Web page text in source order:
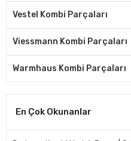
Vestel Kombi Parçaları
Viessmann Kombi Parçaları
Warmhaus Kombi Parçaları
En Çok Okunanlar